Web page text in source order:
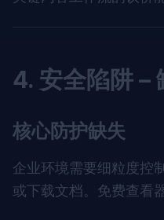
4. 安全陷阱 –
核心防护缺失
企业环境需要细粒度控
或下载文档。免费查看